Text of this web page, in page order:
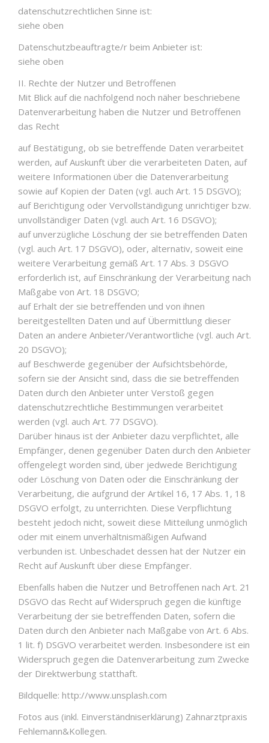
datenschutzrechtlichen Sinne ist:
siehe oben
Datenschutzbeauftragte/r beim Anbieter ist:
siehe oben
II. Rechte der Nutzer und Betroffenen
Mit Blick auf die nachfolgend noch näher beschriebene
Datenverarbeitung haben die Nutzer und Betroffenen
das Recht
auf Bestätigung, ob sie betreffende Daten verarbeitet
werden, auf Auskunft über die verarbeiteten Daten, auf
weitere Informationen über die Datenverarbeitung
sowie auf Kopien der Daten (vgl. auch Art. 15 DSGVO);
auf Berichtigung oder Vervollständigung unrichtiger bzw.
unvollständiger Daten (vgl. auch Art. 16 DSGVO);
auf unverzügliche Löschung der sie betreffenden Daten
(vgl. auch Art. 17 DSGVO), oder, alternativ, soweit eine
weitere Verarbeitung gemäß Art. 17 Abs. 3 DSGVO
erforderlich ist, auf Einschränkung der Verarbeitung nach
Maßgabe von Art. 18 DSGVO;
auf Erhalt der sie betreffenden und von ihnen
bereitgestellten Daten und auf Übermittlung dieser
Daten an andere Anbieter/Verantwortliche (vgl. auch Art.
20 DSGVO);
auf Beschwerde gegenüber der Aufsichtsbehörde,
sofern sie der Ansicht sind, dass die sie betreffenden
Daten durch den Anbieter unter Verstoß gegen
datenschutzrechtliche Bestimmungen verarbeitet
werden (vgl. auch Art. 77 DSGVO).
Darüber hinaus ist der Anbieter dazu verpflichtet, alle
Empfänger, denen gegenüber Daten durch den Anbieter
offengelegt worden sind, über jedwede Berichtigung
oder Löschung von Daten oder die Einschränkung der
Verarbeitung, die aufgrund der Artikel 16, 17 Abs. 1, 18
DSGVO erfolgt, zu unterrichten. Diese Verpflichtung
besteht jedoch nicht, soweit diese Mitteilung unmöglich
oder mit einem unverhältnismäßigen Aufwand
verbunden ist. Unbeschadet dessen hat der Nutzer ein
Recht auf Auskunft über diese Empfänger.
Ebenfalls haben die Nutzer und Betroffenen nach Art. 21
DSGVO das Recht auf Widerspruch gegen die künftige
Verarbeitung der sie betreffenden Daten, sofern die
Daten durch den Anbieter nach Maßgabe von Art. 6 Abs.
1 lit. f) DSGVO verarbeitet werden. Insbesondere ist ein
Widerspruch gegen die Datenverarbeitung zum Zwecke
der Direktwerbung statthaft.
Bildquelle: http://www.unsplash.com
Fotos aus (inkl. Einverständniserklärung) Zahnarztpraxis
Fehlemann&Kollegen.